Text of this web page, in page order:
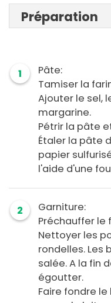
Préparation
1
Pâte:
Tamiser la
Ajouter le sel,
margarine.
Pétrir la pâte
Étaler la pâte
papier
l'aide d'une
2
Garniture:
Préchauffer le
Nettoyer les
rondelles. Les
salée. A la fin
égoutter.
Faire fondre